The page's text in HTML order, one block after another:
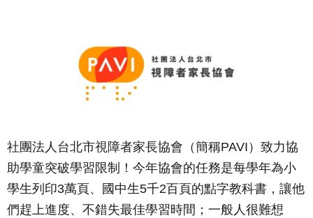
社團法人台北市視障者家長協會（簡稱PAVI）致力協
助學童突破學習限制！今年協會的任務是每學年為小
學生列印3萬頁、國中生5千2百頁的點字教科書，讓他
們趕上進度、不錯失最佳學習時間；一般人很難想